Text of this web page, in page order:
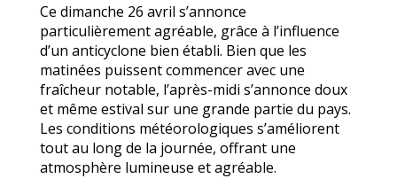
Ce dimanche 26 avril s’annonce
particulièrement agréable, grâce à l’influence
d’un anticyclone bien établi. Bien que les
matinées puissent commencer avec une
fraîcheur notable, l’après-midi s’annonce doux
et même estival sur une grande partie du pays.
Les conditions météorologiques s’améliorent
tout au long de la journée, offrant une
atmosphère lumineuse et agréable.